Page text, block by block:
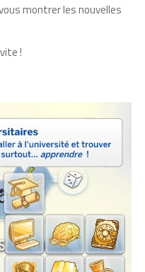
montrer les nouvelles
!